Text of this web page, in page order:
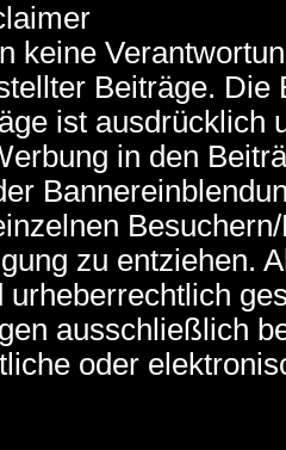
keine
Beiträge.
ist ausdrücklich
in den
zu entziehen.
urheberrechtlich
ausschließlich
oder